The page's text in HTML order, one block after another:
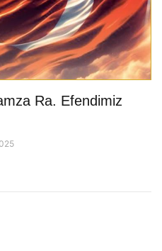
Ra. Efendimiz